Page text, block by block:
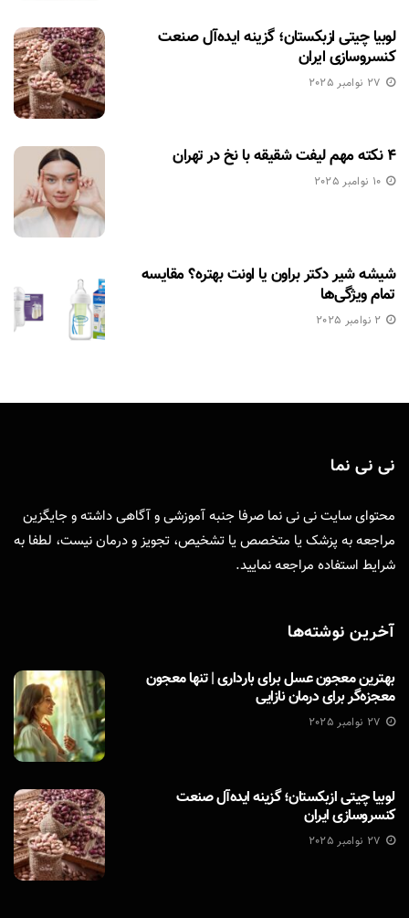
لوبیا چیتی ازبکستان؛ گزینه ایده‌آل صنعت
کنسروسازی ایران
27 نوامبر 2025
۴ نکته مهم لیفت شقیقه با نخ در تهران
10 نوامبر 2025
شیشه شیر دکتر براون یا اونت بهتره؟ مقایسه
تمام ویژگی‌ها
2 نوامبر 2025
نی نی نما
محتوای سایت نی نی نما صرفا جنبه آموزشی و آگاهی داشته و جایگزین
مراجعه به پزشک یا متخصص یا تشخیص، تجویز و درمان نیست، لطفا به
شرایط استفاده مراجعه نمایید.
آخرین نوشته‌ها
بهترین معجون عسل برای بارداری | تنها معجون
معجزه‌گر برای درمان نازایی
27 نوامبر 2025
لوبیا چیتی ازبکستان؛ گزینه ایده‌آل صنعت
کنسروسازی ایران
27 نوامبر 2025